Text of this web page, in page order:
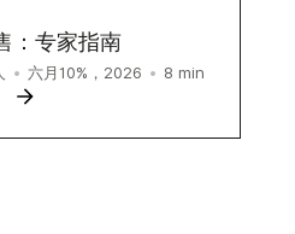
：专家指南
• 六月10%，2026 • 8 min